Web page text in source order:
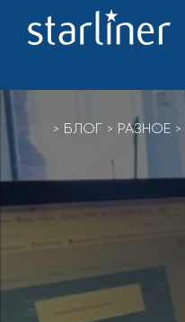
Skip
content
БЛОГ РАЗНОЕ